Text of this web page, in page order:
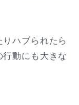
ハブられたら
動にも大きな